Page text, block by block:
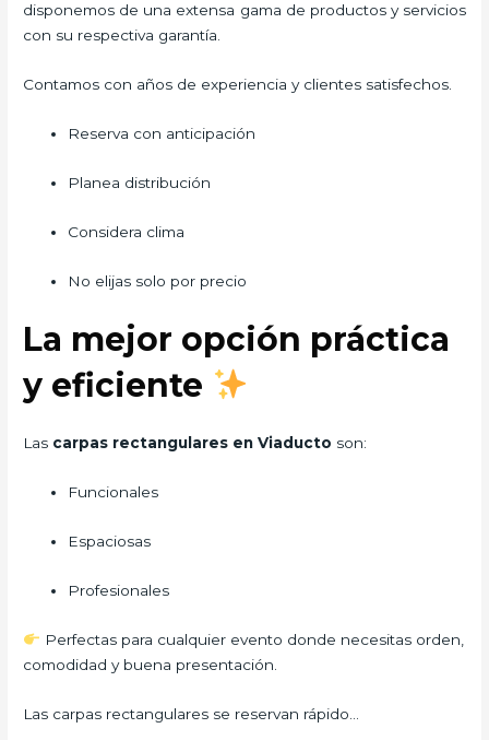
disponemos de una extensa gama de productos y servicios
con su respectiva garantía.
Contamos con años de experiencia y clientes satisfechos.
Reserva con anticipación
Planea distribución
Considera clima
No elijas solo por precio
La mejor opción práctica
y eficiente
Las carpas rectangulares en Viaducto son:
Funcionales
Espaciosas
Profesionales
Perfectas para cualquier evento donde necesitas orden,
comodidad y buena presentación.
Las carpas rectangulares se reservan rápido…